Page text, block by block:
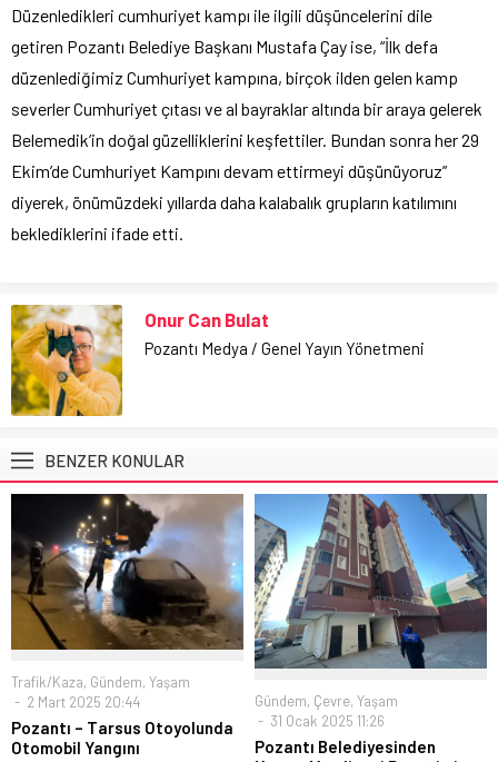
Düzenledikleri cumhuriyet kampı ile ilgili düşüncelerini dile
getiren Pozantı Belediye Başkanı Mustafa Çay ise, “İlk defa
düzenlediğimiz Cumhuriyet kampına, birçok ilden gelen kamp
severler Cumhuriyet çıtası ve al bayraklar altında bir araya gelerek
Belemedik’in doğal güzelliklerini keşfettiler. Bundan sonra her 29
Ekim’de Cumhuriyet Kampını devam ettirmeyi düşünüyoruz”
diyerek, önümüzdeki yıllarda daha kalabalık grupların katılımını
beklediklerini ifade etti.
Onur Can Bulat
Pozantı Medya / Genel Yayın Yönetmeni
BENZER KONULAR
Trafik/Kaza, Gündem, Yaşam
2 Mart 2025 20:44
Pozantı – Tarsus Otoyolunda
Otomobil Yangını
Gündem, Çevre, Yaşam
31 Ocak 2025 11:26
Pozantı Belediyesinden